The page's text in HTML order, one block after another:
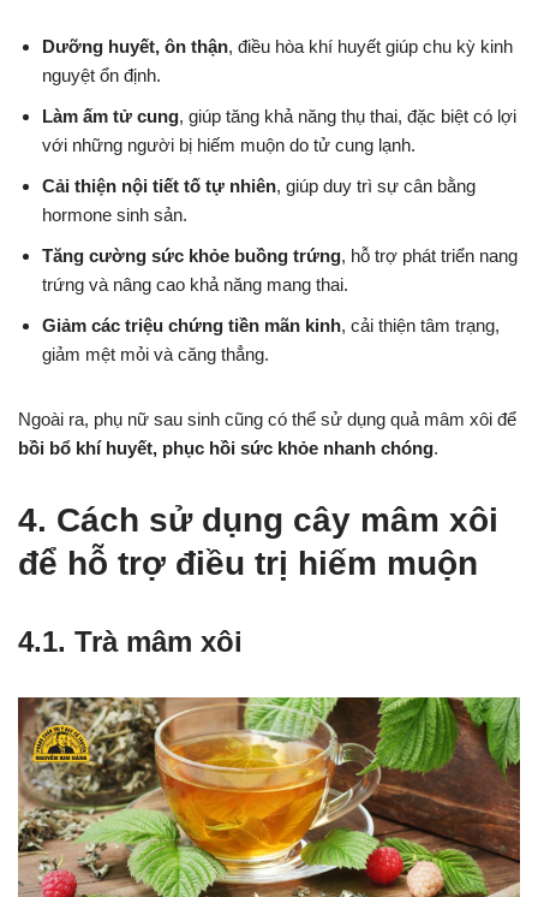
Dưỡng huyết, ôn thận, điều hòa khí huyết giúp chu kỳ kinh
nguyệt ổn định.
Làm ấm tử cung, giúp tăng khả năng thụ thai, đặc biệt có lợi
với những người bị hiếm muộn do tử cung lạnh.
Cải thiện nội tiết tố tự nhiên, giúp duy trì sự cân bằng
hormone sinh sản.
Tăng cường sức khỏe buồng trứng, hỗ trợ phát triển nang
trứng và nâng cao khả năng mang thai.
Giảm các triệu chứng tiền mãn kinh, cải thiện tâm trạng,
giảm mệt mỏi và căng thẳng.
Ngoài ra, phụ nữ sau sinh cũng có thể sử dụng quả mâm xôi để
bồi bổ khí huyết, phục hồi sức khỏe nhanh chóng.
4. Cách sử dụng cây mâm xôi
để hỗ trợ điều trị hiếm muộn
4.1. Trà mâm xôi